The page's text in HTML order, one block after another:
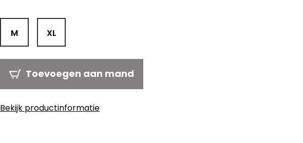
was:
€80,00.
is:
M XL
Toevoegen aan mand
Bekijk productinformatie